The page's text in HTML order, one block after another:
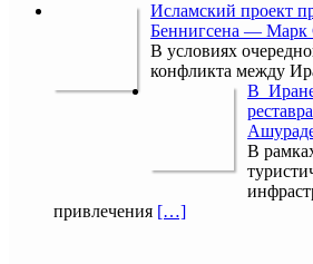
Исламский проект
Беннигсена — Марк
В условиях
конфликта между
В Иране
В
привлечения […]